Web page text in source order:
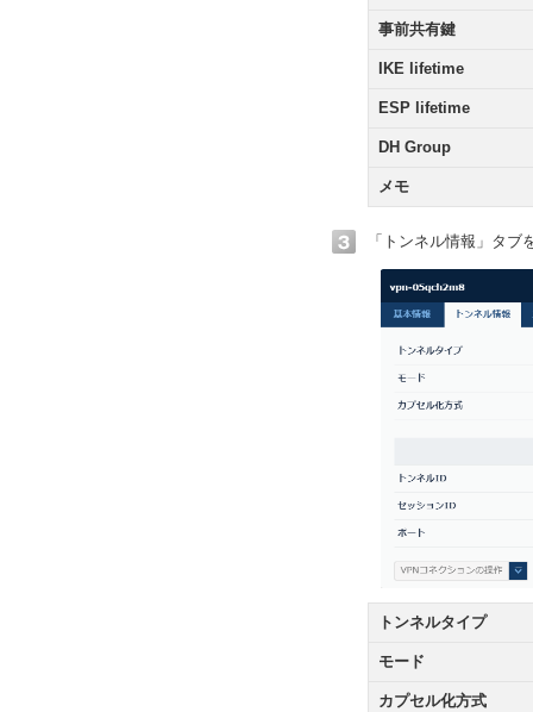
事前共有鍵
IKE lifetime
ESP lifetime
DH Group
メモ
「トンネル情報」タ
トンネルタイプ
モード
カプセル化方式